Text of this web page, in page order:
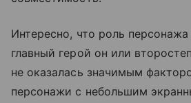
Интересно, что роль
главный герой он или
не оказалась значимым
персонажи с небольшим